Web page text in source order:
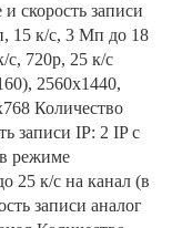
скорость записи
15 к/с, 3 Мп до 18
720p, 25 к/с
2560x1440,
Количество
записи IP: 2 IP с
режиме
25 к/с на канал (в
записи аналог